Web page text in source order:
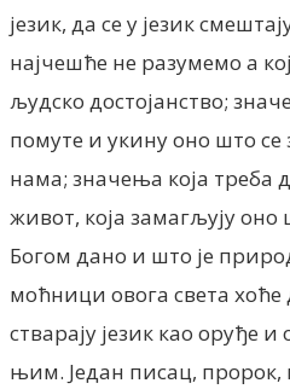
језик, да се у језик
најчешће не разумемо а
људско достојанство;
помуте и укину оно што се
нама; значења која треба
живот, која замагљују оно
Богом дано и што је
моћници овога света хоће
стварају језик као оруђе
њим. Један писац,